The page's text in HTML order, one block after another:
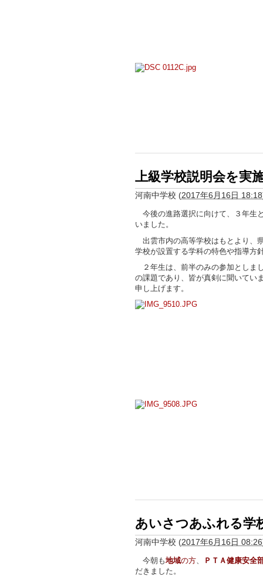
上級学校説明会を実
河南中学校 (2017年6月16日 18:18
今後の進路選択に向けて、３年生
いました。
出雲市内の高等学校はもとより、
学校が設置する学科の特色や指導方
２年生は、前半のみの参加としま
の課題であり、皆が真剣に聞いてい
申し上げます。
あいさつあふれる学
河南中学校 (2017年6月16日 08:26
今朝も地域の方
ＰＴＡ健康安全
だきました。